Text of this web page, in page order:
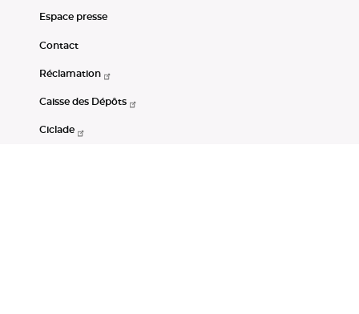
Espace presse
Contact
Réclamation
Caisse des Dépôts
Ciclade